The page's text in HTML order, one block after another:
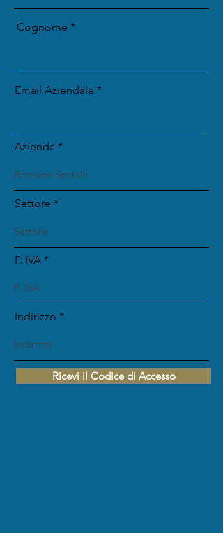
Cognome
Email Aziendale
Azienda
Settore
P. IVA
Indirizzo
Ricevi il Codice di Accesso